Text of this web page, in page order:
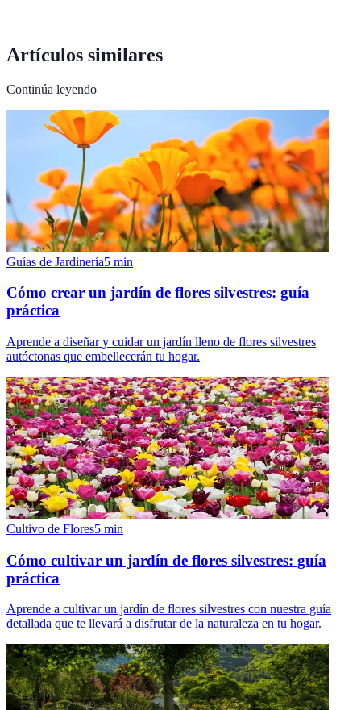
Artículos similares
Continúa leyendo
Guías de Jardinería5 min
Cómo crear un jardín de flores silvestres: guía
práctica
Aprende a diseñar y cuidar un jardín lleno de flores silvestres
autóctonas que embellecerán tu hogar.
Cultivo de Flores5 min
Cómo cultivar un jardín de flores silvestres: guía
práctica
Aprende a cultivar un jardín de flores silvestres con nuestra guía
detallada que te llevará a disfrutar de la naturaleza en tu hogar.